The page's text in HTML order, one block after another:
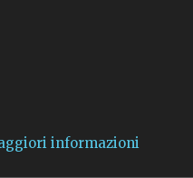
informazioni